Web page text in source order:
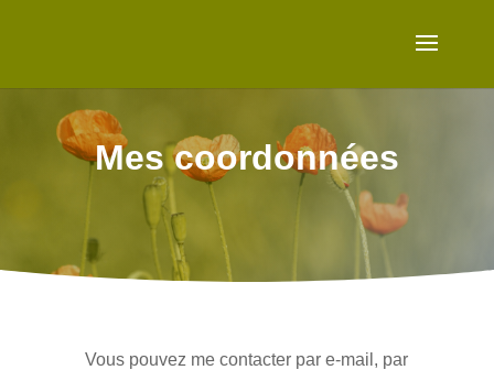
Mes coordonnées
Vous pouvez me contacter par e-mail, par